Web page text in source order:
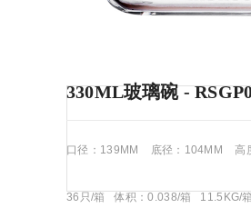
330ML玻璃碗 -
口径：139MM 底径：104MM 高
36只/箱 体积：0.038/箱 11.5KG/箱